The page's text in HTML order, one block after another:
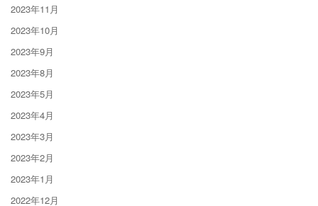
2023年11月
2023年10月
2023年9月
2023年8月
2023年5月
2023年4月
2023年3月
2023年2月
2023年1月
2022年12月